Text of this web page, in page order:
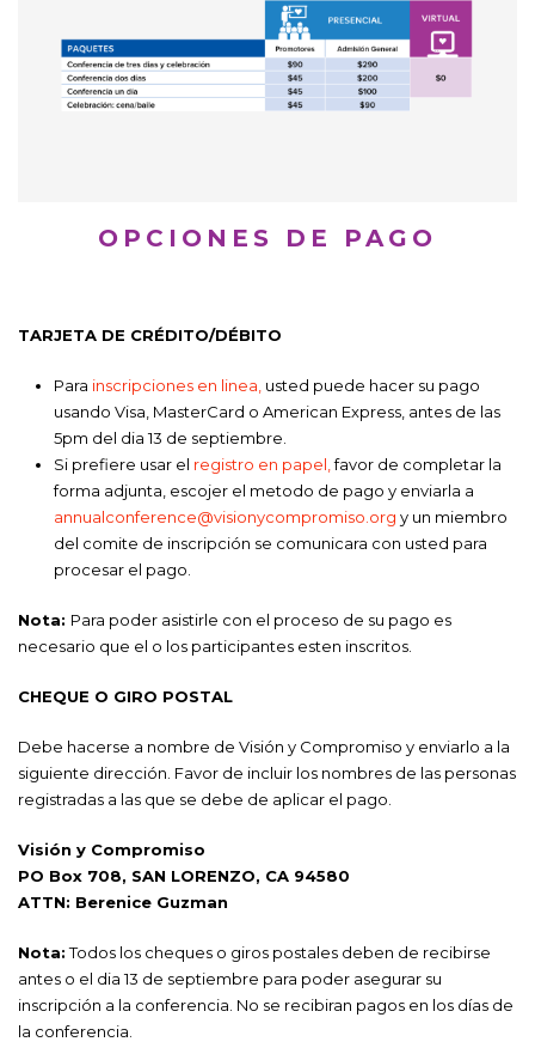
OPCIONES DE PAGO
TARJETA DE CRÉDITO/DÉBITO
Para inscripciones en linea, usted puede hacer su pago
usando Visa, MasterCard o American Express, antes de las
5pm del dia 13 de septiembre.
Si prefiere usar el registro en papel, favor de completar la
forma adjunta, escojer el metodo de pago y enviarla a
annualconference@visionycompromiso.org y un miembro
del comite de inscripción se comunicara con usted para
procesar el pago.
Nota: Para poder asistirle con el proceso de su pago es
necesario que el o los participantes esten inscritos.
CHEQUE O GIRO POSTAL
Debe hacerse a nombre de Visión y Compromiso y enviarlo a la
siguiente dirección. Favor de incluir los nombres de las personas
registradas a las que se debe de aplicar el pago.
Visión y Compromiso
PO Box 708, SAN LORENZO, CA 94580
ATTN: Berenice Guzman
Nota:Todos los cheques o giros postales deben de recibirse
antes o el dia 13 de septiembre para poder asegurar su
inscripción a la conferencia. No se recibiran pagos en los días de
la conferencia.